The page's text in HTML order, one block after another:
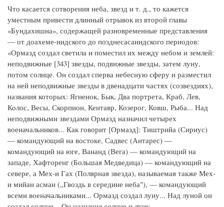
Что касается сотворения неба, звезд и т. д., то кажется
уместным привести длинный отрывок из второй главы
«Бундахишна», содержащей разновременные представления
— от доахеме-нидского до позднесасанидского периодов:
«Ормазд создал светила и поместил их между небом и землей:
неподвижные [343] звезды, подвижные звезды, затем луну,
потом солнце. Он создал сперва небесную сферу и разместил
на ней неподвижные звезды в двенадцати частях (созвездиях),
названия которых: Ягненок, Бык, Два портрета, Краб, Лев,
Колос, Весы, Скорпион, Кентавр, Козерог, Ковш, Рыба... Над
неподвижными звездами Ормазд назначил четырех
военачальников... Как говорит [Ормазд]: Тиштрийа (Сириус)
— командующий на востоке, Садвес (Антарес) —
командующий на юге, Вананд (Вега) — командующий на
западе, Хафторенг (Большая Медведица) — командующий на
севере, а Мех-и Гах (Полярная звезда), называемая также Мех-
и мийан асман („Гвоздь в середине неба"), — командующий
всеми военачальниками... Ормазд создал луну... Над луной он